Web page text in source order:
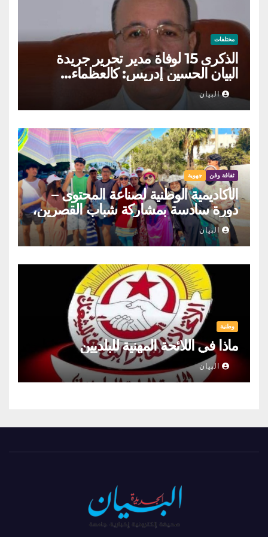
مختلفات
الذكرى 15 لوفاة مدير تحرير جريدة
البيان الحسين إدريس: كالعظماء…
عاش شامخا ورحل واقفا
البيان
ثقافة وفن جهوية
الأكاديمية الوطنية لصناعة المحتوى –
دورة سادسة بمشاركة شباب القصرين،
المنستير والمهدية
البيان
وطنية
ماذا في اللائحة المهنية للبلديين
البيان